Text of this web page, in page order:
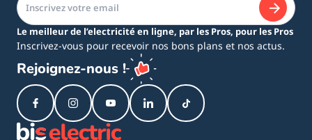
Le meilleur de l’electricité en ligne, par les Pros, pour les Pros
Inscrivez-vous pour recevoir nos bons plans et nos actus.
Rejoignez-nous !